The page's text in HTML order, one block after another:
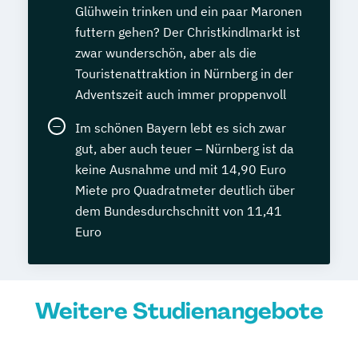
Glühwein trinken und ein paar Maronen
futtern gehen? Der Christkindlmarkt ist
zwar wunderschön, aber als die
Touristenattraktion in Nürnberg in der
Adventszeit auch immer proppenvoll
Im schönen Bayern lebt es sich zwar
gut, aber auch teuer – Nürnberg ist da
keine Ausnahme und mit 14,90 Euro
Miete pro Quadratmeter deutlich über
dem Bundesdurchschnitt von 11,41
Euro
Weitere Studienangebote